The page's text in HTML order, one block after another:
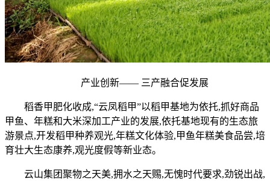
产业创新—— 三产融合促发展
稻香甲肥化收成,“云凤稻甲”以稻甲基地为依托,抓好商品
甲鱼、年糕和大米深加工产业的发展,依托基地现有的生态旅
游景点,开发稻甲种养观光,年糕文化体验,甲鱼年糕美食品尝,培
育壮大生态康养,观光度假等新业态。
云山集团聚物之天美,拥水之天赐,无愧时代要求,劲锐出战,